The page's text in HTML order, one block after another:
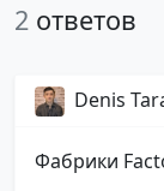
2 ответов
Denis
Фабрики